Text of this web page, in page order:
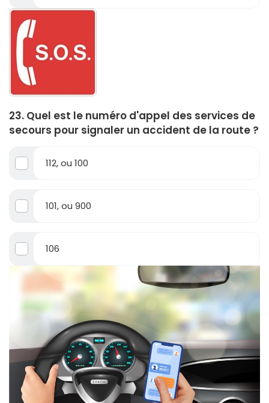
23. Quel est le numéro d'appel des services de
secours pour signaler un accident de la route ?
112, ou 100
101, ou 900
106